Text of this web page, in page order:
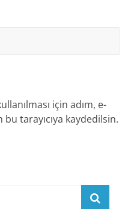
için adım, e-
tarayıcıya kaydedilsin.